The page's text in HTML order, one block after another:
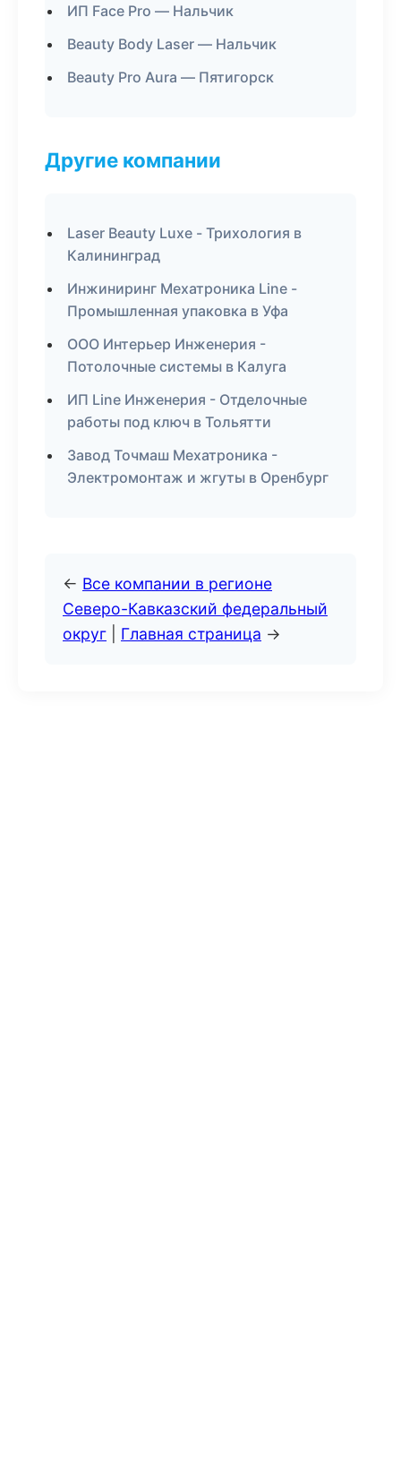
ИП Face Pro — Нальчик
Beauty Body Laser — Нальчик
Beauty Pro Aura — Пятигорск
Другие компании
Laser Beauty Luxe - Трихология в
Калининград
Инжиниринг Мехатроника Line -
Промышленная упаковка в Уфа
ООО Интерьер Инженерия -
Потолочные системы в Калуга
ИП Line Инженерия - Отделочные
работы под ключ в Тольятти
Завод Точмаш Мехатроника -
Электромонтаж и жгуты в Оренбург
← Все компании в регионе
Северо-Кавказский федеральный
округ
Главная страница →